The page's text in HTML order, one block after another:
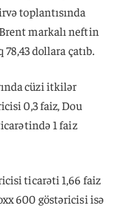
toplantısında
markalı neftin
dollara çatıb.
cüzi itkilər
0,3 faiz, Dou
1 faiz
ticarəti 1,66 faiz
600 göstəricisi isə